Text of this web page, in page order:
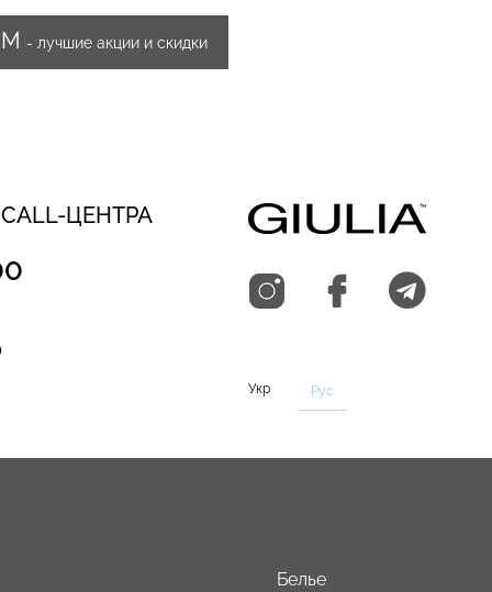
- лучшие акции и скидки
ЦЕНТРА
Укр Рус
Белье